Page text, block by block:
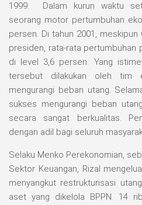
1999. Dalam kurun waktu
seorang motor pertumbuhan
persen. Di tahun 2001, meskipun
presiden, rata-rata pertumbuhan
di level 3,6 persen. Yang
tersebut dilakukan oleh tim
mengurangi beban utang.
sukses mengurangi beban
secara sangat berkualitas.
dengan adil bagi seluruh
Selaku Menko Perekonomian,
Sektor Keuangan, Rizal
menyangkut restrukturisasi
aset yang dikelola BPPN. 14